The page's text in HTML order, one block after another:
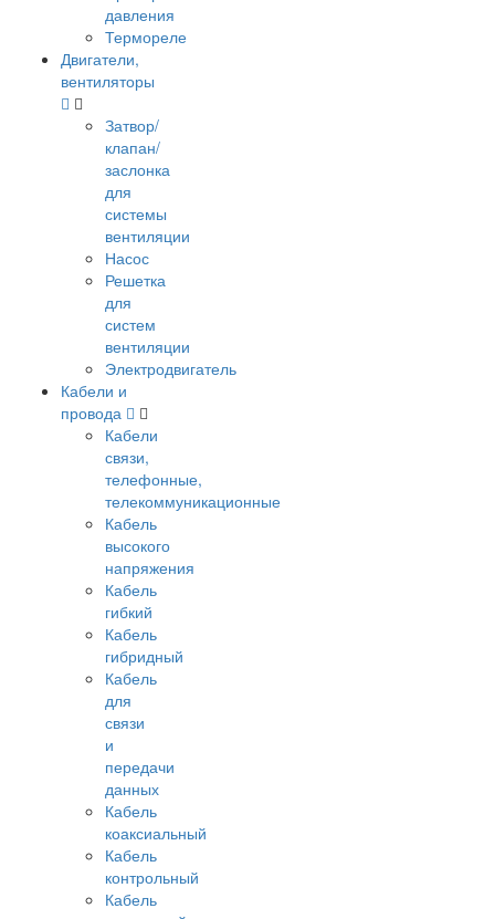
давления
Термореле
Двигатели,
вентиляторы
Затвор/
клапан/
заслонка
для
системы
вентиляции
Насос
Решетка
для
систем
вентиляции
Электродвигатель
Кабели и
провода
Кабели
связи,
телефонные,
телекоммуникационные
Кабель
высокого
напряжения
Кабель
гибкий
Кабель
гибридный
Кабель
для
связи
и
передачи
данных
Кабель
коаксиальный
Кабель
контрольный
Кабель